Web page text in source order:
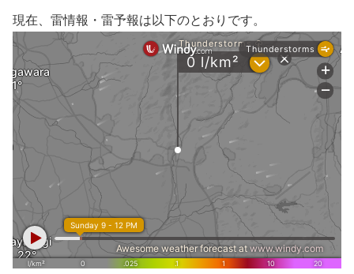
現在、雷情報・雷予報は以下のとおりです。